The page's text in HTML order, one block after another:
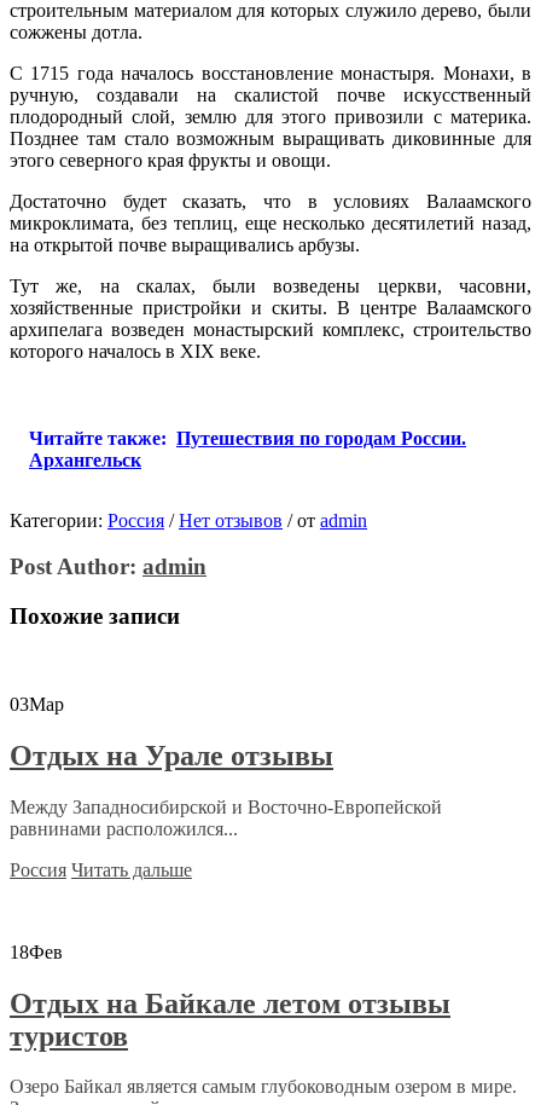
строительным материалом для которых служило дерево, были
сожжены дотла.
С 1715 года началось восстановление монастыря. Монахи, в
ручную, создавали на скалистой почве искусственный
плодородный слой, землю для этого привозили с материка.
Позднее там стало возможным выращивать диковинные для
этого северного края фрукты и овощи.
Достаточно будет сказать, что в условиях Валаамского
микроклимата, без теплиц, еще несколько десятилетий назад,
на открытой почве выращивались арбузы.
Тут же, на скалах, были возведены церкви, часовни,
хозяйственные пристройки и скиты. В центре Валаамского
архипелага возведен монастырский комплекс, строительство
которого началось в ХІХ веке.
Читайте также: Путешествия по городам России.
Архангельск
Категории: Россия / Нет отзывов /от admin
Post Author: admin
Похожие записи
03Мар
Отдых на Урале отзывы
Между Западносибирской и Восточно-Европейской
равнинами расположился...
Россия Читать дальше
18Фев
Отдых на Байкале летом отзывы
туристов
Озеро Байкал является самым глубоководным озером в мире.